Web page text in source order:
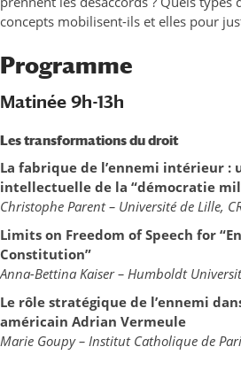
concepts mobilisent-ils et elles pour
Programme
Matinée 9h-13h
Lestransformations du droit
La fabrique de l’ennemi intérieur :
intellectuelle de la “démocratie
Christophe Parent – Université de Lille,
Limits on Freedom ofSpeech for
Constitution”
Anna-Bettina Kaiser – Humboldt
Le rôle stratégique de l’ennemi
américain Adrian Vermeule
Marie Goupy– Institut Catholique de